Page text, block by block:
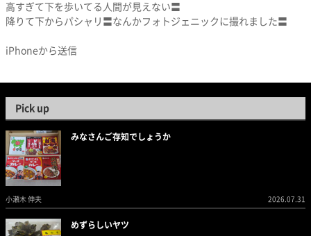
高すぎて下を歩いてる人間が見えない〓
降りて下からパシャリ〓なんかフォトジェニックに撮れました〓
iPhoneから送信
Pick up
みなさんご存知でしょうか
小瀬木 伸夫 2026.07.31
めずらしいヤツ